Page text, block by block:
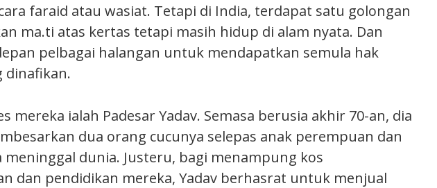
faraid atau wasiat. Tetapi di India, terdapat satu golongan
ma.ti atas kertas tetapi masih hidup di alam nyata. Dan
pelbagai halangan untuk mendapatkan semula hak
dinafikan.
mereka ialah Padesar Yadav. Semasa berusia akhir 70-an, dia
dua orang cucunya selepas anak perempuan dan
dunia. Justeru, bagi menampung kos
dan pendidikan mereka, Yadav berhasrat untuk menjual